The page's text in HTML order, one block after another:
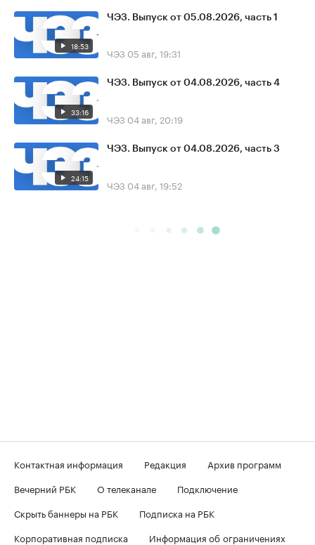
18:53
ЧЭЗ. Выпуск от 05.08.2026, часть 1
ЧЭЗ 05 авг, 19:31
33:16
ЧЭЗ. Выпуск от 04.08.2026, часть 4
ЧЭЗ 04 авг, 20:19
24:15
ЧЭЗ. Выпуск от 04.08.2026, часть 3
ЧЭЗ 04 авг, 19:52
Контактная информация Редакция
Архив программ
Вечерний РБК
О телеканале
Подключение
Скрыть баннеры на РБК
Подписка на РБК
Корпоративная подписка
Информация об ограничениях